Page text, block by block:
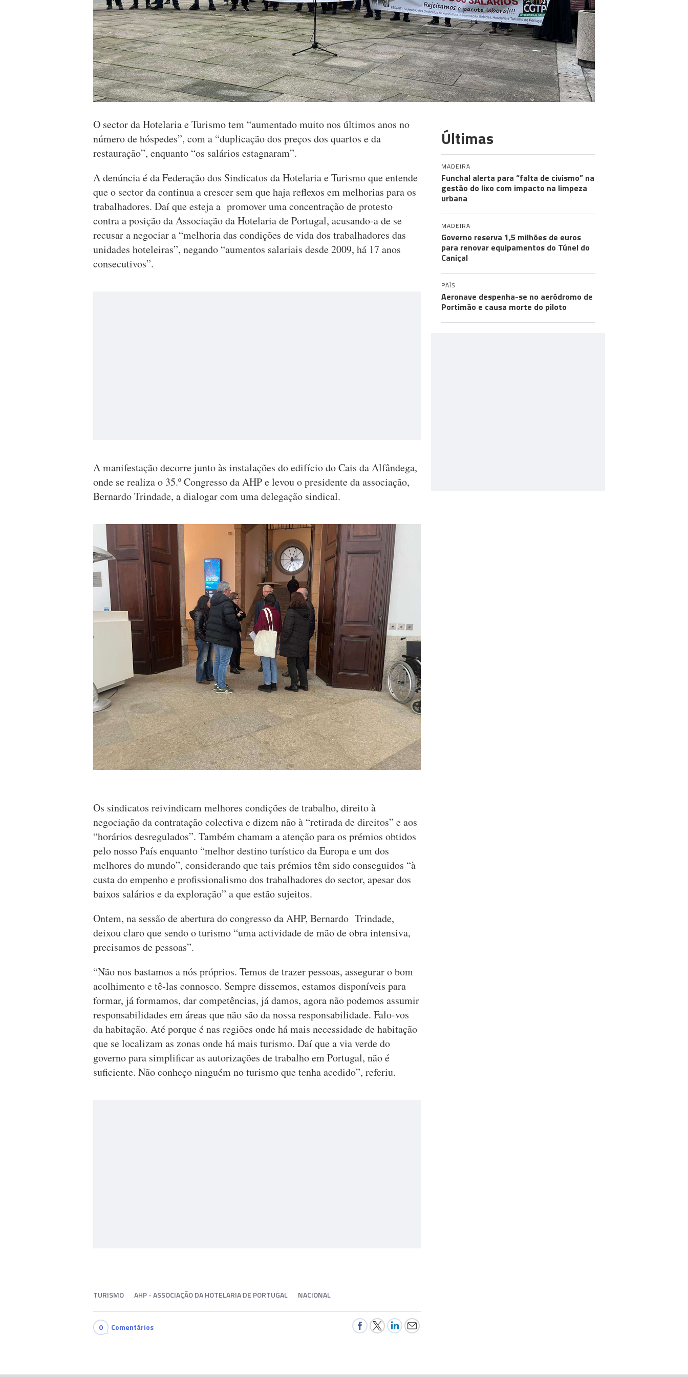
O sector da Hotelaria e Turismo tem “aumentado muito nos últimos anos no
número de hóspedes”, com a “duplicação dos preços dos quartos e da
restauração”, enquanto “os salários estagnaram”.
A denúncia é da Federação dos Sindicatos da Hotelaria e Turismo que entende
que o sector da continua a crescer sem que haja reflexos em melhorias para os
trabalhadores. Daí que esteja a promover uma concentração de protesto
contra a posição da Associação da Hotelaria de Portugal, acusando-a de se
recusar a negociar a “melhoria das condições de vida dos trabalhadores das
unidades hoteleiras”, negando “aumentos salariais desde 2009, há 17 anos
consecutivos”.
A manifestação decorre junto às instalações do edifício do Cais da Alfândega,
onde se realiza o 35.º Congresso da AHP e levou o presidente da associação,
Bernardo Trindade, a dialogar com uma delegação sindical.
Os sindicatos reivindicam melhores condições de trabalho, direito à
negociação da contratação colectiva e dizem não à “retirada de direitos” e aos
“horários desregulados”. Também chamam a atenção para os prémios obtidos
pelo nosso País enquanto “melhor destino turístico da Europa e um dos
melhores do mundo”, considerando que tais prémios têm sido conseguidos “à
custa do empenho e profissionalismo dos trabalhadores do sector, apesar dos
baixos salários e da exploração” a que estão sujeitos.
Ontem, na sessão de abertura do congresso da AHP, Bernardo Trindade,
deixou claro que sendo o turismo “uma actividade de mão de obra intensiva,
precisamos de pessoas”.
“Não nos bastamos a nós próprios. Temos de trazer pessoas, assegurar o bom
acolhimento e tê-las connosco. Sempre dissemos, estamos disponíveis para
formar, já formamos, dar competências, já damos, agora não podemos assumir
responsabilidades em áreas que não são da nossa responsabilidade. Falo-vos
da habitação. Até porque é nas regiões onde há mais necessidade de habitação
que se localizam as zonas onde há mais turismo. Daí que a via verde do
governo para simplificar as autorizações de trabalho em Portugal, não é
suficiente. Não conheço ninguém no turismo que tenha acedido”, referiu.
TURISMO AHP - ASSOCIAÇÃO DA HOTELARIA DE PORTUGAL NACIONAL
0 Comentários
Últimas
MADEIRA
Funchal alerta para “falta de civismo” na
gestão do lixo com impacto na limpeza
urbana
MADEIRA
Governo reserva 1,5 milhões de euros
para renovar equipamentos do Túnel do
Caniçal
PAÍS
Aeronave despenha-se no aeródromo de
Portimão e causa morte do piloto